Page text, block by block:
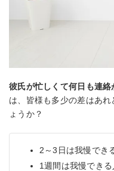
彼氏が忙しくて何日も連
は、皆様も多少の差はあ
ょうか？
2～3日は我慢でき
1週間は我慢できる